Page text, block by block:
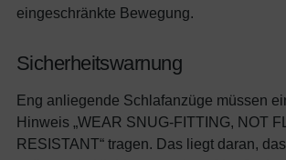
eingeschränkte Bewegung.
Sicherheitswarnung
Eng anliegende Schlafanzüge müssen
Hinweis „WEAR SNUG-FITTING, NOT
RESISTANT“ tragen. Das liegt daran,